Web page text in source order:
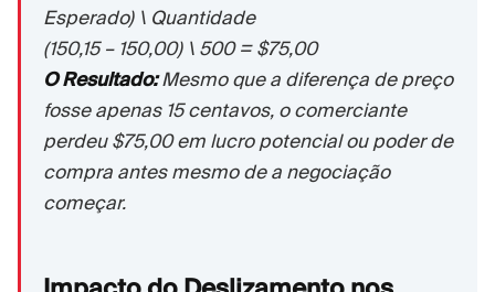
Esperado) \ Quantidade
(150,15 – 150,00) \ 500 = $75,00
O Resultado:Mesmo que a diferença de preço
fosse apenas 15 centavos, o comerciante
perdeu $75,00 em lucro potencial ou poder de
compra antes mesmo de a negociação
começar.